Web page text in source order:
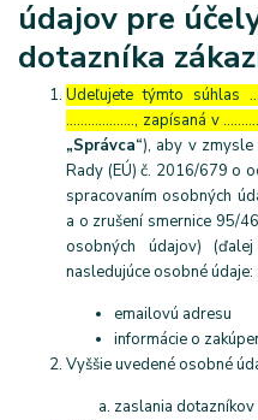
údajov pre
dotazníka
Udeľujete týmto
………………., zapísaná v
„Správca“), aby v zmysle
Rady (EÚ) č. 2016/679 o
spracovaním osobných
a o zrušení smernice 95/
osobných údajov)
nasledujúce osobné údaje:
emailovú adresu
informácie o
Vyššie uvedené osobné
zaslania